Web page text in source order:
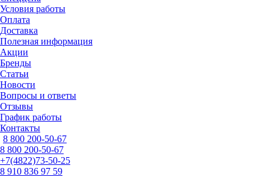
Условия работы
Оплата
Доставка
Полезная информация
Акции
Бренды
Статьи
Новости
Вопросы и ответы
Отзывы
График работы
Контакты
8 800 200-50-67
8 800 200-50-67
+7(4822)73-50-25
8 910 836 97 59